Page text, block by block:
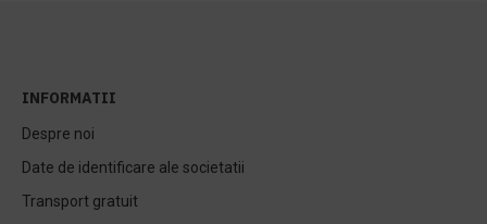
INFORMATII
Despre noi
Date de identificare ale societatii
Transport gratuit